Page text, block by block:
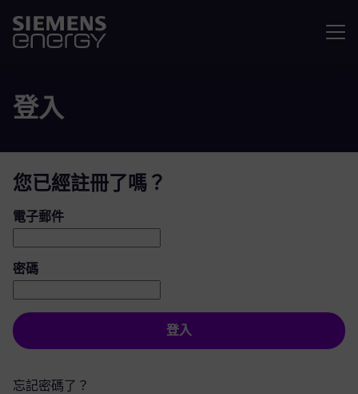
登入
您已經註冊了嗎？
登入：使用者和密碼
電子郵件
密碼
登入
忘記密碼了？